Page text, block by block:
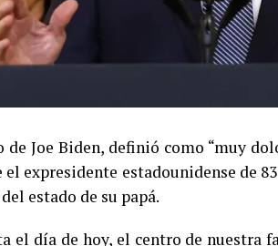
Joe Biden, definió como “muy
el expresidente estadounidense de
estado de su papá.
el día de hoy, el centro de nuestra